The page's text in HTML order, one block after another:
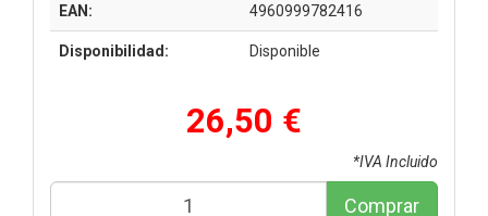
EAN: 4960999782416
Disponibilidad: Disponible
26,50 €
*IVA Incluido
Comprar